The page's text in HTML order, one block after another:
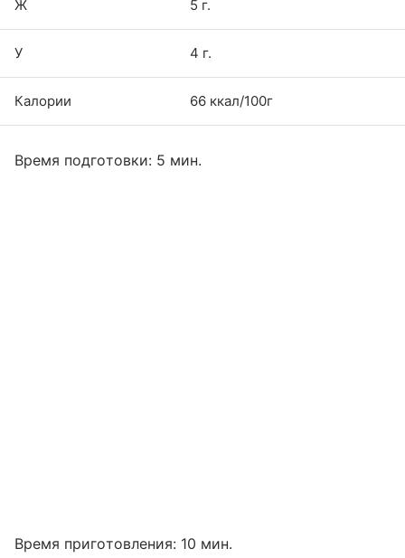
Ж 5 г.
У 4 г.
Калории 66 ккал/100г
Время подготовки: 5 мин.
Время приготовления: 10 мин.